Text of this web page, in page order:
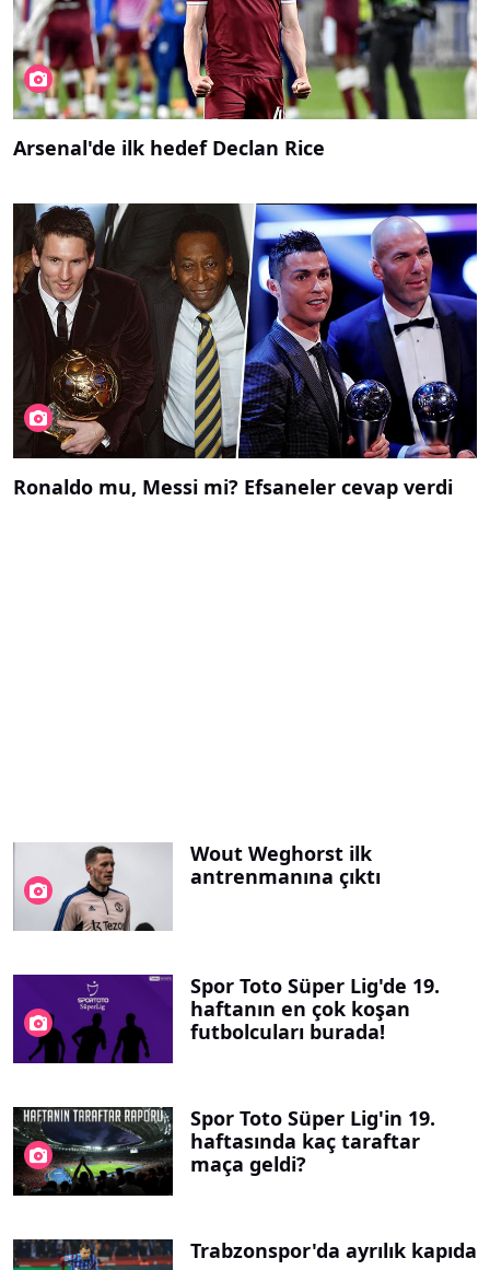
Arsenal'de ilk hedef Declan Rice
Ronaldo mu, Messi mi? Efsaneler cevap verdi
Wout Weghorst ilk
antrenmanına çıktı
Spor Toto Süper Lig'de 19.
haftanın en çok koşan
futbolcuları burada!
Spor Toto Süper Lig'in 19.
haftasında kaç taraftar
maça geldi?
Trabzonspor'da ayrılık kapıda